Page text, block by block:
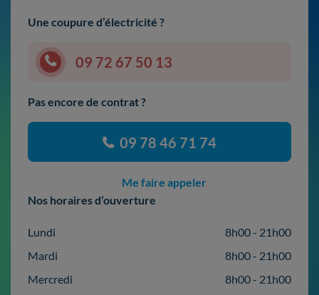
Une coupure d’électricité ?
09 72 67 50 13
Pas encore de contrat ?
09 78 46 71 74
Me faire appeler
Nos horaires d’ouverture
Lundi
8h00 - 21h00
Mardi
8h00 - 21h00
Mercredi
8h00 - 21h00